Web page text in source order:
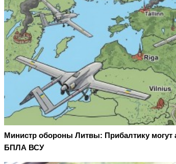
Министр обороны Литвы: Прибалтику могут
БПЛА ВСУ